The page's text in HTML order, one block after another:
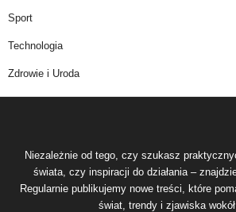
Sport
Technologia
Zdrowie i Uroda
Niezależnie od tego, czy szukasz
świata, czy inspiracji do działania –
Regularnie publikujemy nowe treści, które
świat, trendy i zjawiska wokół